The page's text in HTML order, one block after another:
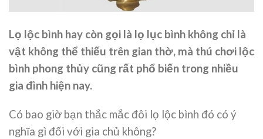
Lọ lộc bình hay còn gọi là lọ lục bình không chỉ là
vật không thể thiếu trên gian thờ, mà thú chơi lộc
bình phong thủy cũng rất phổ biến trong nhiều
gia đình hiện nay.
Có bao giờ bạn thắc mắc đôi lọ lộc bình đó có ý
nghĩa gì đối với gia chủ không?